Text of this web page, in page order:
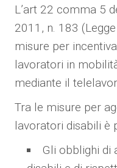
L’art 22 comma 5
2011, n. 183
misure per
lavoratori in
mediante il
Tra le misure per
lavoratori disabili è
Gli obblighi di